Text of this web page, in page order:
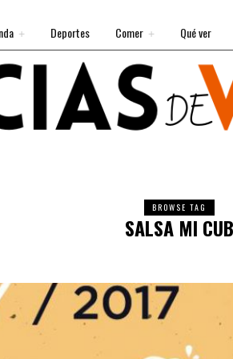
Deportes Comer Qué ver
BROWSE TAG
SALSA MI CUB